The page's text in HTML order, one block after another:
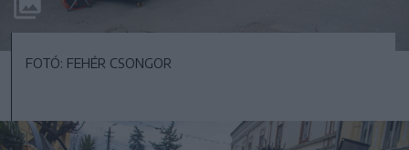
FOTÓ: FEHÉR CSONGOR